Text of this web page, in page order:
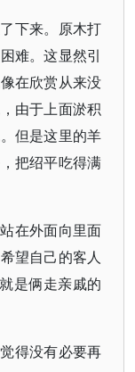
下来。原木打
难。这显然引
在欣赏从来没
由于上面淤积
但是这里的羊
把绍平吃得满
在外面向里面
望自己的客人
是俩走亲戚的
得没有必要再